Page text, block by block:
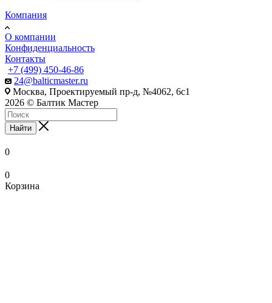
Компания
О компании
Конфиденциальность
Контакты
+7 (499) 450-46-86
24@balticmaster.ru
Москва, Проектируемый пр-д, №4062, 6с1
2026 © Балтик Мастер
Найти
0
0
Корзина